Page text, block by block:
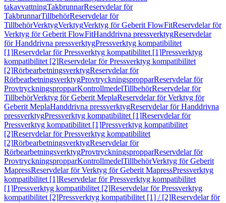
takavvattningTakbrunnarReservdelar för
TakbrunnarTillbehörReservdelar för
TillbehörVerktygVerktygVerktyg för Geberit FlowFitReservdelar för
Verktyg för Geberit FlowFitHanddrivna pressverktygReservdelar
för Handdrivna pressverktygPressverktyg kompatibilitet
[1]Reservdelar för Pressverktyg kompatibilitet [1]Pressverktyg
kompatibilitet [2]Reservdelar för Pressverktyg kompatibilitet
[2]RörbearbetningsverktygReservdelar för
RörbearbetningsverktygProvtryckningspropparReservdelar för
ProvtryckningspropparKontrollmedelTillbehörReservdelar för
TillbehörVerktyg för Geberit MeplaReservdelar för Verktyg för
Geberit MeplaHanddrivna pressverktygReservdelar för Handdrivna
pressverktygPressverktyg kompatibilitet [1]Reservdelar för
Pressverktyg kompatibilitet [1]Pressverktyg kompatibilitet
[2]Reservdelar för Pressverktyg kompatibilitet
[2]RörbearbetningsverktygReservdelar för
RörbearbetningsverktygProvtryckningspropparReservdelar för
ProvtryckningspropparKontrollmedelTillbehörVerktyg för Geberit
MapressReservdelar för Verktyg för Geberit MapressPressverktyg
kompatibilitet [1]Reservdelar för Pressverktyg kompatibilitet
[1]Pressverktyg kompatibilitet [2]Reservdelar för Pressverktyg
kompatibilitet [2]Pressverktyg kompatibilitet [1] / [2]Reservdelar för